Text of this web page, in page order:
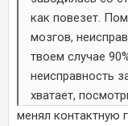
как повезет.
мозгов,
твоем случае
неисправность
хватает,
менял контактную